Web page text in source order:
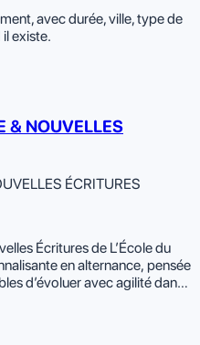
avec durée, ville, type de
existe.
& NOUVELLES
ÉCRITURES
Écritures de L’École du
en alternance, pensée
d’évoluer avec agilité dans
immersion en entreprise, les
et diffuser des